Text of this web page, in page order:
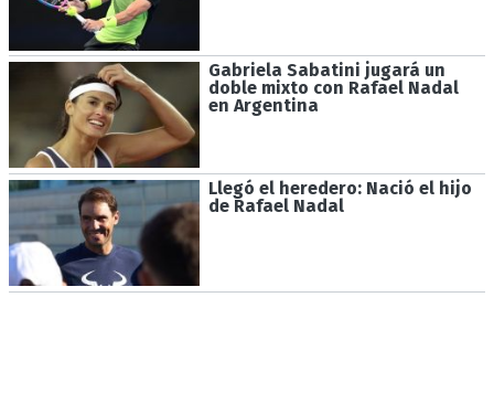
Gabriela Sabatini jugará un
doble mixto con Rafael Nadal
en Argentina
Llegó el heredero: Nació el hijo
de Rafael Nadal